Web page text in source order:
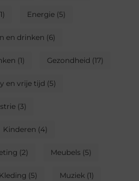
Energie(5)
en drinken (6)
(1) Gezondheid (17)
en vrije tijd (5)
(3)
Kinderen (4)
(2) Meubels(5)
(5) Muziek(1)